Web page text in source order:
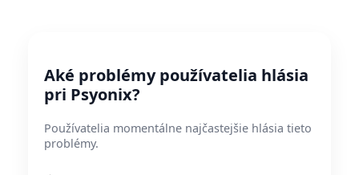
Aké problémy používatelia hlásia
pri Psyonix?
Používatelia momentálne najčastejšie hlásia tieto
problémy.